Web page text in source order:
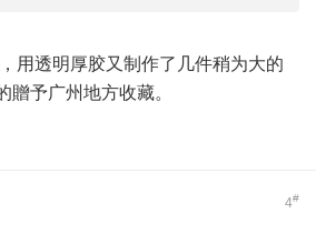
用透明厚胶又制作了几件稍为大的
贈予广州地方收藏。
4#